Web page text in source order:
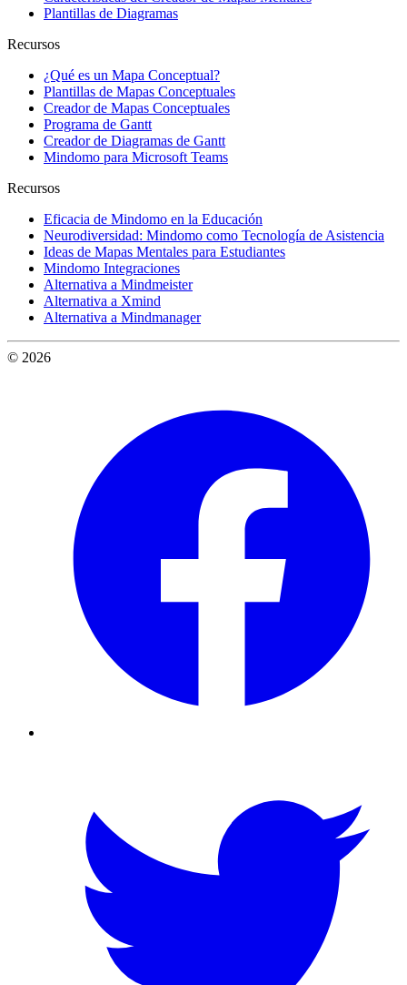
Plantillas de Diagramas
Recursos
¿Qué es un Mapa Conceptual?
Plantillas de Mapas Conceptuales
Creador de Mapas Conceptuales
Programa de Gantt
Creador de Diagramas de Gantt
Mindomo para Microsoft Teams
Recursos
Eficacia de Mindomo en la Educación
Neurodiversidad: Mindomo como Tecnología de Asistencia
Ideas de Mapas Mentales para Estudiantes
Mindomo Integraciones
Alternativa a Mindmeister
Alternativa a Xmind
Alternativa a Mindmanager
© 2026